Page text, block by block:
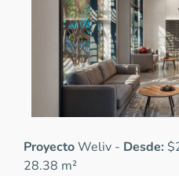
ProyectoWeliv - Desde:
28.38 m²